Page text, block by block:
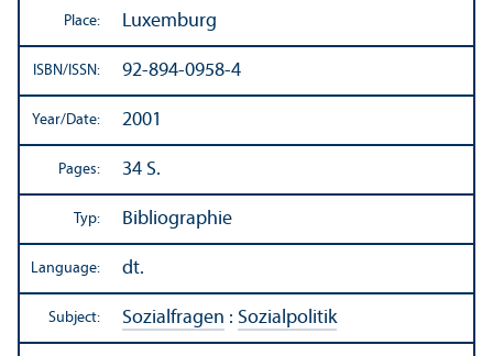
Place: Luxemburg
ISBN/ISSN: 92-894-0958-4
Year/Date: 2001
Pages: 34 S.
Typ: Bibliographie
Language: dt.
Subject: Sozialfragen : Sozialpolitik